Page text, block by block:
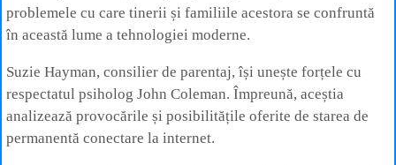
problemele cu care tinerii și familiile acestora se confruntă
în această lume a tehnologiei moderne.
Suzie Hayman, consilier de parentaj, își unește forțele cu
respectatul psiholog John Coleman. Împreună, aceștia
analizează provocările și posibilitățile oferite de starea de
permanentă conectare la internet.